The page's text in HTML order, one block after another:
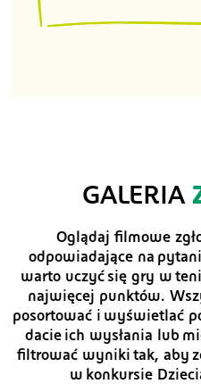
GALERIA
Oglądaj filmowe
odpowiadające na
warto uczyć się gry w
najwięcej punktów.
posortować i wyświetlać
dacie ich wysłania lub
filtrować wyniki tak, aby
w konkursie